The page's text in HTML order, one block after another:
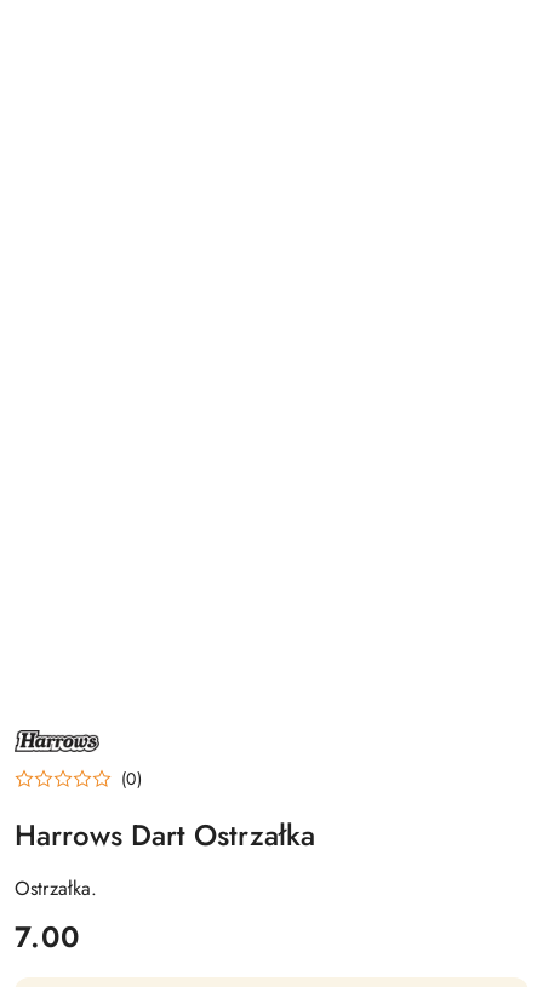
NAZWA
PRODUCENTA:
HARROWS (0)
Harrows Dart Ostrzałka
Ostrzałka.
cena:
7.00